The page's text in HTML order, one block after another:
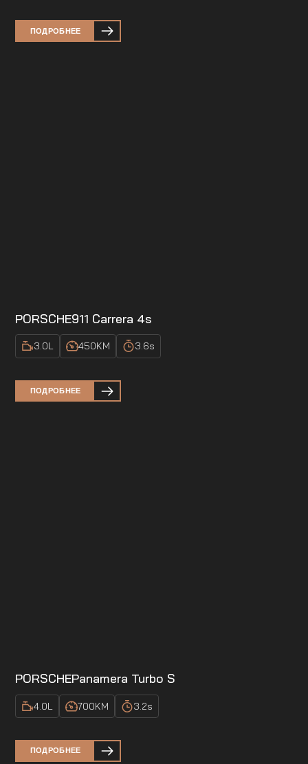
ПОДРОБНЕЕ
PORSCHE911 Carrera 4s
3.0L 450KM 3.6s
ПОДРОБНЕЕ
PORSCHEPanamera Turbo S
4.0L 700KM 3.2s
ПОДРОБНЕЕ